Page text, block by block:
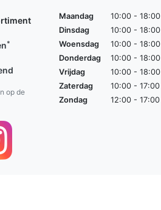
*
op de
Maandag
10:00 - 18:00
Dinsdag
10:00 - 18:00
Woensdag
10:00 - 18:00
Donderdag
10:00 - 18:00
Vrijdag
10:00 - 18:00
Zaterdag
10:00 - 17:00
Zondag
12:00 - 17:00